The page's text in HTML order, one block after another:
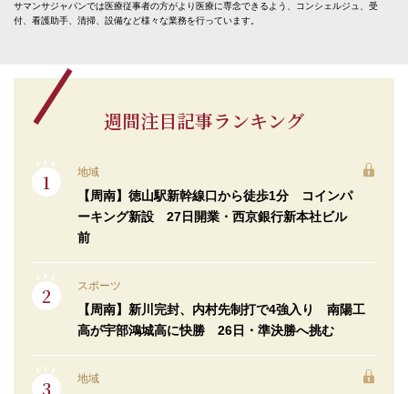
サマンサジャパンでは医療従事者の方がより医療に専念できるよう、コンシェルジュ、受
付、看護助手、清掃、設備など様々な業務を行っています。
週間注目記事ランキング
地域
【周南】徳山駅新幹線口から徒歩1分 コインパ
ーキング新設 27日開業・西京銀行新本社ビル
前
スポーツ
【周南】新川完封、内村先制打で4強入り 南陽工
高が宇部鴻城高に快勝 26日・準決勝へ挑む
地域